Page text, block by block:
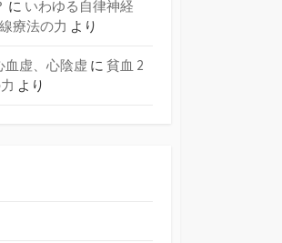
に いわゆる自律神経
療法の力 より
血虚、心陰虚 に 貧血 2
より